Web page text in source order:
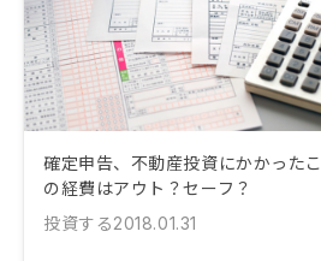
確定申告、不動産投資にかかったこ
の経費はアウト？セーフ？
投資する2018.01.31